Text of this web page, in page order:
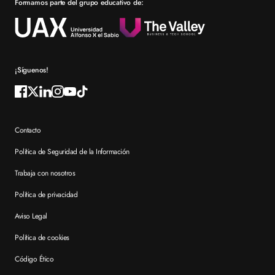
Por qué elegir XTART
Reconocimientos
Formamos parte del grupo educativo de:
¡Síguenos!
Contacto
Política de Seguridad de la Información
Trabaja con nosotros
Política de privacidad
Aviso Legal
Política de cookies
Código Ético